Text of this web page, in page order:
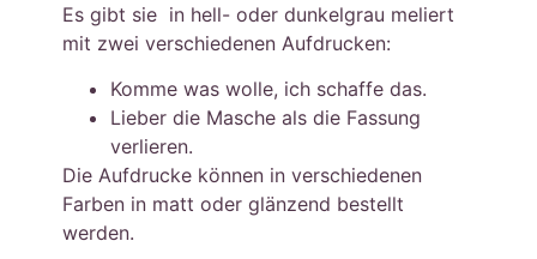
Es gibt sie in hell- oder dunkelgrau meliert
mit zwei verschiedenen Aufdrucken:
Komme was wolle, ich schaffe das.
Lieber die Masche als die Fassung
verlieren.
Die Aufdrucke können in verschiedenen
Farben in matt oder glänzend bestellt
werden.